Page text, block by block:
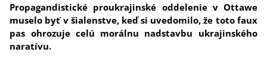
Propagandistické proukrajinské oddelenie v Ottawe
muselo byť v šialenstve, keď si uvedomilo, že toto faux
pas ohrozuje celú morálnu nadstavbu ukrajinského
naratívu.